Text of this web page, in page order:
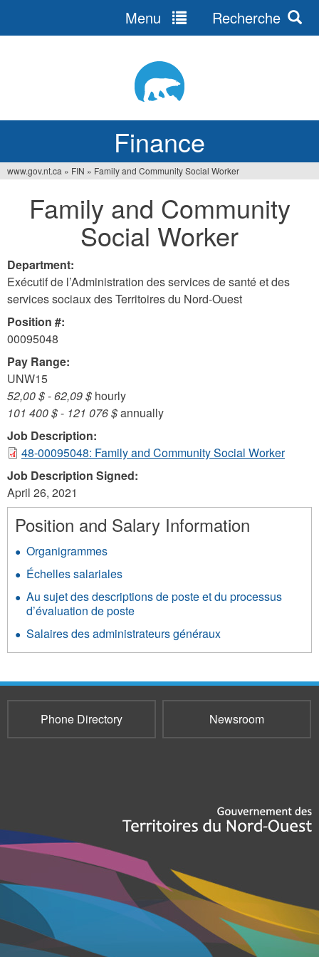
Finance
Menu Recherche
are
www.gov.nt.ca » FIN » Family and Community Social Worker
Family and Community
Social Worker
Department:
Exécutif de l’Administration des services de santé et des
services sociaux des Territoires du Nord-Ouest
Position #:
00095048
Pay Range:
UNW15
52,00 $-62,09 $ hourly
101 400 $- 121 076 $annually
Job Description:
48-00095048: Family and Community Social Worker
Job Description Signed:
April 26, 2021
Position and Salary Information
Organigrammes
Échelles salariales
Au sujet des descriptions de poste et du processus
d’évaluation de poste
Salaires des administrateurs généraux
Phone Directory Newsroom